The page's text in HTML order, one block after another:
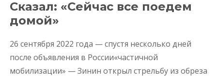
Сказал: «Сейчас все поедем
домой»
26 сентября 2022 года — спустя несколько дней
после объявления в России«частичной
мобилизации» — Зинин открыл стрельбу из обреза